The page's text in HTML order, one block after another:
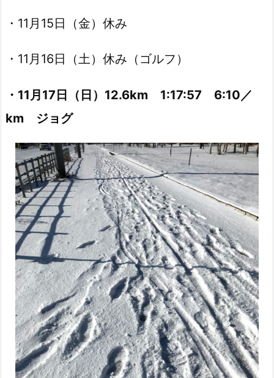
・11月15日（金）休み
・11月16日（土）休み（ゴルフ）
・11月17日（日）12.6km 1:17:57 6:10／
km ジョグ